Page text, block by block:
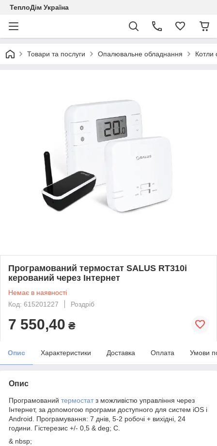
ТеплоДім Україна
Товари та послуги Опалювальне обладнання Котли
Програмований термостат SALUS RT310i
керований через Інтернет
Немає в наявності
Код: 615201227
Роздріб
7 550,40 ₴
Опис Характеристики Доставка Оплата Умови
Опис
Програмований термостатз можливістю управління через
Інтернет, за допомогою програми доступного для систем iOS і
Android. Програмування: 7 днів, 5-2 робочі + вихідні, 24
години. Гістерезис +/- 0,5 & deg; C.
& nbsp;